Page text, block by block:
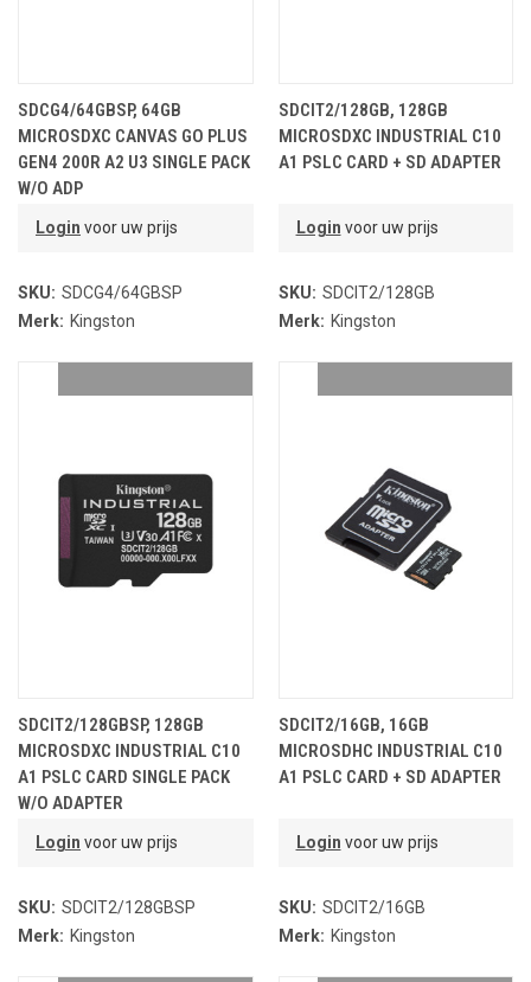
SDCG4/64GBSP, 64GB
MICROSDXC CANVAS GO PLUS
GEN4 200R A2 U3 SINGLE PACK
W/O ADP
Login voor uw prijs
SKU: SDCG4/64GBSP
Merk: Kingston
SDCIT2/128GB, 128GB
MICROSDXC INDUSTRIAL C10
A1 PSLC CARD + SD ADAPTER
Login voor uw prijs
SKU: SDCIT2/128GB
Merk: Kingston
SDCIT2/128GBSP, 128GB
MICROSDXC INDUSTRIAL C10
A1 PSLC CARD SINGLE PACK
W/O ADAPTER
Login voor uw prijs
SKU: SDCIT2/128GBSP
Merk: Kingston
SDCIT2/16GB, 16GB
MICROSDHC INDUSTRIAL C10
A1 PSLC CARD + SD ADAPTER
Login voor uw prijs
SKU: SDCIT2/16GB
Merk: Kingston